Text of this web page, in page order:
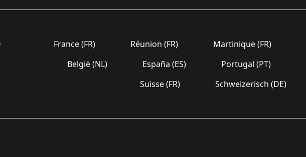
France (FR) Réunion (FR) Martinique (FR)
België (NL)
España (ES) Portugal (PT)
Suisse (FR)
Schweizerisch (DE)